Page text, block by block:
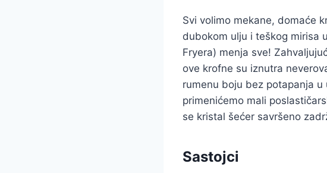
Svi volimo mekane, domaće
dubokom ulju i teškog mirisa
Fryera) menja sve!
ove krofne su iznutra
rumenu boju bez potapanja
primenićemo mali
se kristal šećer savršeno
Sastojci